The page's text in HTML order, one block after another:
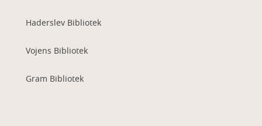
Haderslev Bibliotek
Vojens Bibliotek
Gram Bibliotek